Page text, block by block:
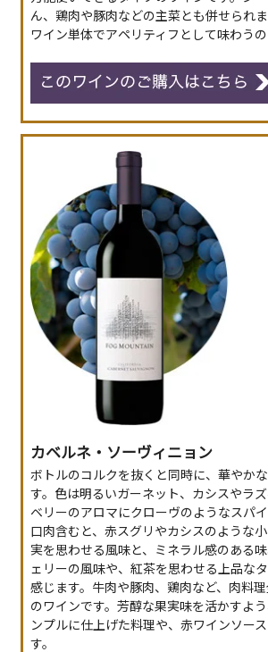
ん、鶏肉や豚肉などの主菜とも併せられま
ワイン単体でアペリティフとして味わうの
カベルネ・ソーヴィニョン
ボトルのコルクを抜くと同時に、華やか
す。色は明るいガーネット、カシスやラ
ベリーのアロマにクローヴのようなスパイ
口肉含むと、赤スグリやカシスのような
実を思わせる風味と、ミネラル感のある
ェリーの風味や、紅茶を思わせる上品な
感じます。牛肉や豚肉、鶏肉など、肉料
のワインです。芳醇な果実味を活かすよ
ンプルに仕上げた料理や、赤ワインソー
す。